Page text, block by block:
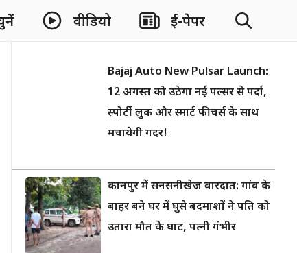
वीडियो ई-पेपर
Bajaj Auto New Pulsar Launch:
12 अगस्त को उठेगा नई पल्सर से पर्दा,
स्पोर्टी लुक और स्मार्ट फीचर्स के साथ
मचायेगी गदर!
कानपुर में सनसनीखेज वारदात: गांव के
बाहर बने घर में घुसे बदमाशों ने पति को
उतारा मौत के घाट, पत्नी गंभीर